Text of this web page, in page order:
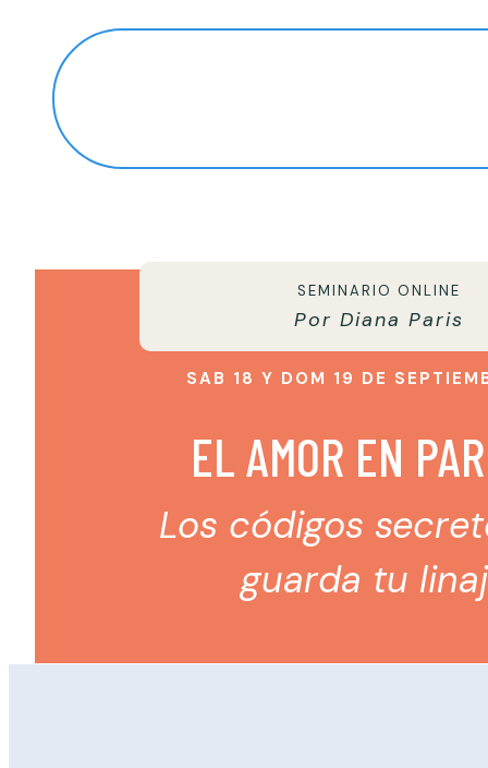
SEMINARIO ONLINE
Por Diana Paris
SAB 18 Y DOM 19 DE
EL AMOR EN
Los códigos
guarda tu